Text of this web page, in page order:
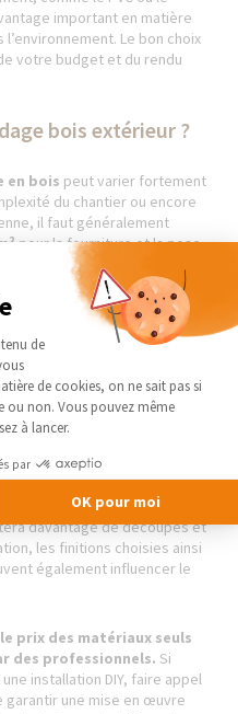
important en matière
Le bon choix
votre budget et du rendu
bois extérieur ?
en bois peut varier fortement
du chantier ou encore
il faut généralement
pour la fourniture et la pose
toutefois évoluer en
, notamment avec
comme le pin traité, les
le douglas, le mélèze
prix plus élevés, mais
dans le temps.
de la façade. Une
ouvertures ou
davantage de découpes et
les finitions choisies ainsi
également influencer le
prix des matériaux seuls
des professionnels. Si
installation DIY, faire appel
garantir une mise en œuvre
du
de
de cookies, on ne sait pas si
ou non. Vous pouvez même
à lancer.
par
OK pour moi